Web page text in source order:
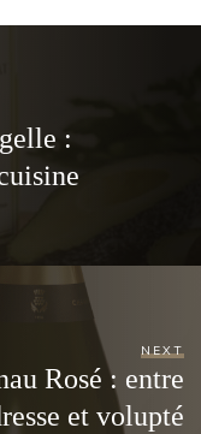
:
NEXT
Rosé : entre
et volupté